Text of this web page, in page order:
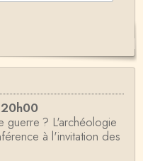
20h00
guerre ? L'archéologie
à l'invitation des